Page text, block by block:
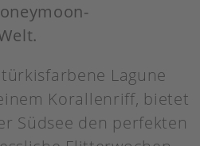
Lagune
Korallenriff, bietet
Südsee den perfekten